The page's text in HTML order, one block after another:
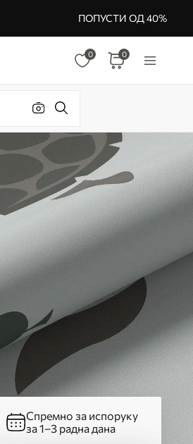
ПОПУСТИ ОД 40%
0 0
Спремно за испоруку
за 1–3 радна дана